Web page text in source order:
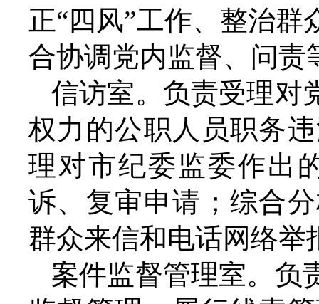
正“四风”工作、整治
合协调党内监督、问责
信访室。负责受理对
权力的公职人员职务
理对市纪委监委作出
诉、复审申请；综合
群众来信和电话网络举
案件监督管理室。负